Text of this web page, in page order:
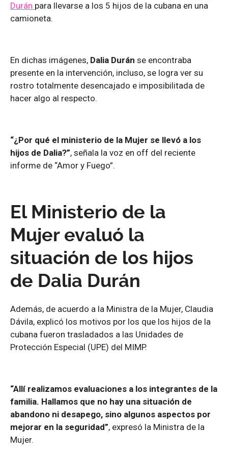
Durán para llevarse a los 5 hijos de la cubana en una
camioneta.
En dichas imágenes, Dalia Durán se encontraba
presente en la intervención, incluso, se logra ver su
rostro totalmente desencajado e imposibilitada de
hacer algo al respecto.
“¿Por qué el ministerio de la Mujer se llevó a los
hijos de Dalia?”, señala la voz en off del reciente
informe de “Amor y Fuego”.
El Ministerio de la
Mujer evaluó la
situación de los hijos
de Dalia Durán
Además, de acuerdo a la Ministra de la Mujer, Claudia
Dávila, explicó los motivos por los que los hijos de la
cubana fueron trasladados a las Unidades de
Protección Especial (UPE) del MIMP.
“Allí realizamos evaluaciones a los integrantes de la
familia. Hallamos que no hay una situación de
abandono ni desapego, sino algunos aspectos por
mejorar en la seguridad”, expresó la Ministra de la
Mujer.